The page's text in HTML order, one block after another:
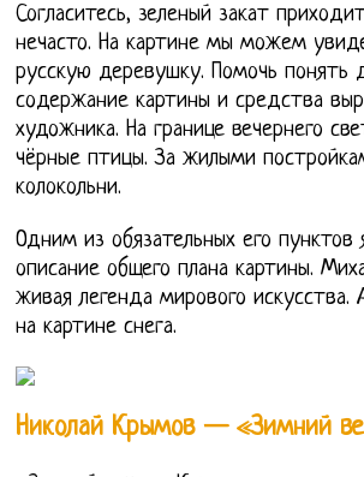
Согласитесь, зеленый закат
нечасто. На картине мы можем
русскую деревушку. Помочь понять
содержание картины и средства
художника. На границе вечернего
чёрные птицы. За жилыми
колокольни.
Одним из обязательных его пунктов
описание общего плана картины.
живая легенда мирового искусства.
на картине снега.
Николай Крымов — «Зимний